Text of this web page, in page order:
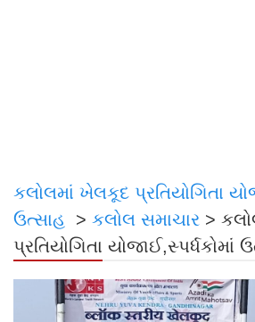
કલોલમાં ખેલકૂદ પ્રતિયોગિતા
ઉત્સાહ
> કલોલ સમાચાર >
પ્રતિયોગિતા યોજાઈ,સ્પર્ધકોમાં